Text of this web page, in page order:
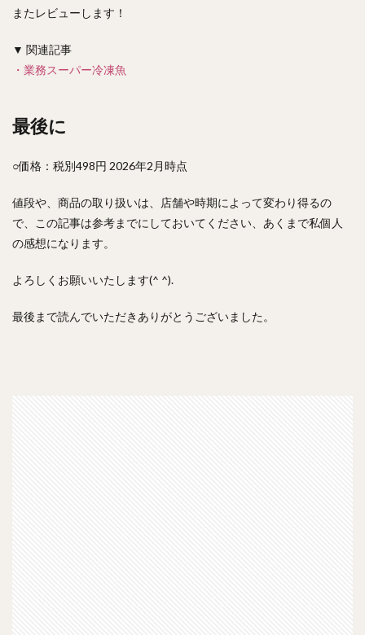
またレビューします！
▼ 関連記事
・業務スーパー冷凍魚
最後に
○価格：税別498円 2026年2月時点
値段や、商品の取り扱いは、店舗や時期によって変わり得るの
で、この記事は参考までにしておいてください、あくまで私個人
の感想になります。
よろしくお願いいたします(^ ^).
最後まで読んでいただきありがとうございました。